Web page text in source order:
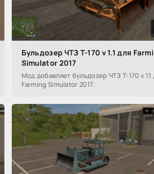
Бульдозер ЧТЗ Т-170 v 1.1 для
Simulator 2017
Мод добавляет бульдозер ЧТЗ Т-170 v 1.1
Farming Simulator 2017.